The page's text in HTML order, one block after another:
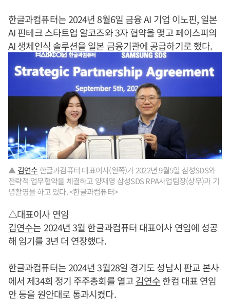
한글과컴퓨터는 2024년 8월6일 금융 AI 기업 이노핀, 일본
AI 핀테크 스타트업 알코즈와 3자 협약을 맺고 페이스피의
AI 생체인식 솔루션을 일본 금융기관에 공급하기로 했다.
▲ 김연수 한글과컴퓨터 대표이사(왼쪽)가 2022년 9월5일 삼성SDS와
전략적 업무협약을 체결하고 양재영 삼성SDS RPA사업팀장(상무)과 기
념촬영을 하고 있다. <한글과컴퓨터>
△대표이사 연임
김연수는 2024년 3월 한글과컴퓨터 대표이사 연임에 성공
해 임기를 3년 더 연장했다.
한글과컴퓨터는 2024년 3월28일 경기도 성남시 판교 본사
에서 제34회 정기 주주총회를 열고김연수한컴 대표 연임
안 등을 원안대로 통과시켰다.